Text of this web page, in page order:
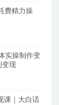
费精力操
实操制作变
变现
课｜大白话